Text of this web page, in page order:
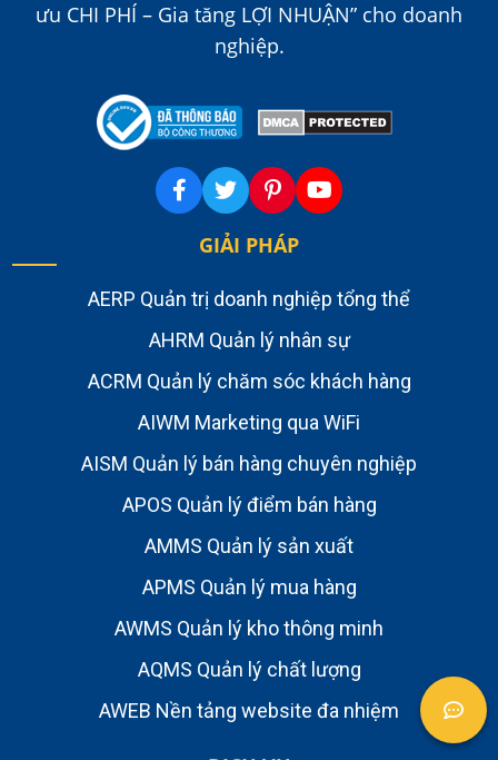
ưu CHI PHÍ – Gia tăng LỢI NHUẬN” cho doanh
nghiệp.
GIẢI PHÁP
AERP Quản trị doanh nghiệp tổng thể
AHRM Quản lý nhân sự
ACRM Quản lý chăm sóc khách hàng
AIWM Marketing qua WiFi
AISM Quản lý bán hàng chuyên nghiệp
APOS Quản lý điểm bán hàng
AMMS Quản lý sản xuất
APMS Quản lý mua hàng
AWMS Quản lý kho thông minh
AQMS Quản lý chất lượng
AWEB Nền tảng website đa nhiệm